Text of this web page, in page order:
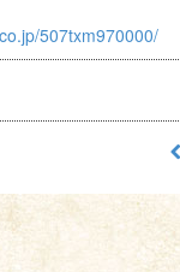
507txm970000/